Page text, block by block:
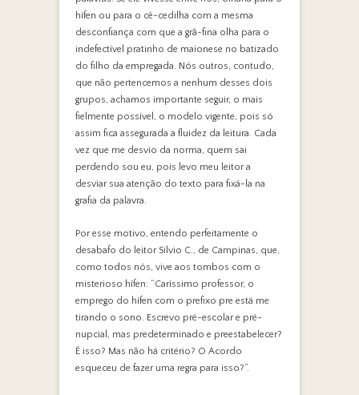
hífen ou para o cê-cedilha com a mesma
desconfiança com que a grã-fina olha para o
indefectível pratinho de maionese no batizado
do filho da empregada. Nós outros, contudo,
que não pertencemos a nenhum desses dois
grupos, achamos importante seguir, o mais
fielmente possível, o modelo vigente, pois só
assim fica assegurada a fluidez da leitura. Cada
vez que me desvio da norma, quem sai
perdendo sou eu, pois levo meu leitor a
desviar sua atenção do texto para fixá-la na
grafia da palavra.
Por esse motivo, entendo perfeitamente o
desabafo do leitor Silvio C., de Campinas, que,
como todos nós, vive aos tombos com o
misterioso hífen: “Caríssimo professor, o
emprego do hífen com o prefixo pre está me
tirando o sono. Escrevo pré-escolar e pré-
nupcial, mas predeterminado e preestabelecer?
É isso? Mas não há critério? O Acordo
esqueceu de fazer uma regra para isso?”.